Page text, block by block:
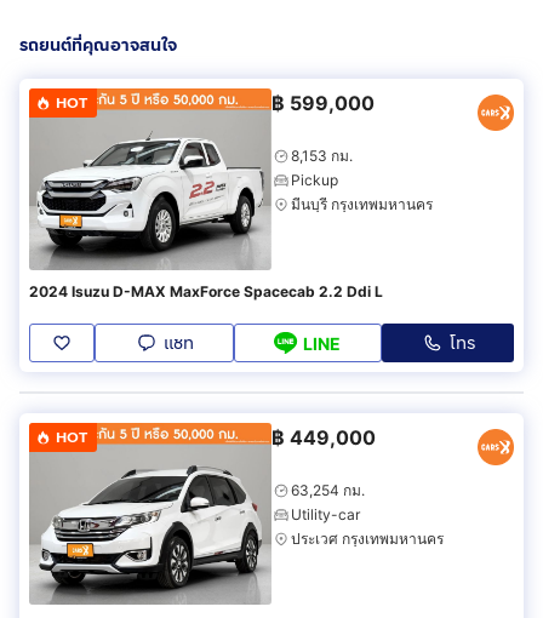
รถยนต์ที่คุณอาจสนใจ
HOT ฿ 599,000
8,153 กม.
Pickup
มีนบุรี กรุงเทพมหานคร
2024 Isuzu D-MAX MaxForce Spacecab 2.2 Ddi L
แชท LINE โทร
HOT ฿ 449,000
63,254 กม.
Utility-car
ประเวศ กรุงเทพมหานคร